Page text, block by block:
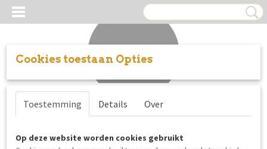
Inloggen Registreren
Cookies toestaan Opties
Toestemming Details Over
Op deze website worden cookies gebruikt